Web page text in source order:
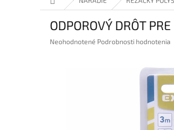
ODPOROVÝ DRÔT
Priemerné
Neohodnotené Podrobnosti hodnotenia